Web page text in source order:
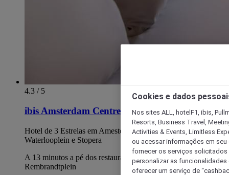
4.3 / 5
ibis Amsterdam Centre Stopera
Hotel de 3 Estrelas em Amesterdão, perto do mercado
Waterlooplein e Stopera
A 13 minutos a pé dos restaurantes e discotecas em
Rembrandtplein
Cookies e dados
Nos sites ALL, hotelF1, ibis,
Resorts, Business Travel,
Activities & Events, Limitless
ou acessar informações em
fornecer os serviços solicitados
personalizar as
oferecer um serviço de